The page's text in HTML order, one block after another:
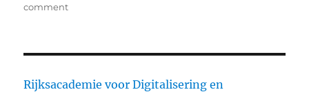
on
comment
Rijksacademie voor Digitalisering en